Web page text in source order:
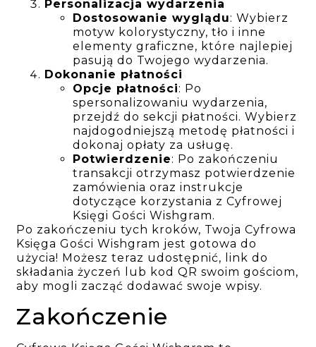
Personalizacja wydarzenia
Dostosowanie wyglądu: Wybierz
motyw kolorystyczny, tło i inne
elementy graficzne, które najlepiej
pasują do Twojego wydarzenia.
Dokonanie płatności
Opcje płatności: Po
spersonalizowaniu wydarzenia,
przejdź do sekcji płatności. Wybierz
najdogodniejszą metodę płatności i
dokonaj opłaty za usługę.
Potwierdzenie: Po zakończeniu
transakcji otrzymasz potwierdzenie
zamówienia oraz instrukcje
dotyczące korzystania z Cyfrowej
Księgi Gości Wishgram.
Po zakończeniu tych kroków, Twoja Cyfrowa
Księga Gości Wishgram jest gotowa do
użycia! Możesz teraz udostępnić, link do
składania życzeń lub kod QR swoim gościom,
aby mogli zacząć dodawać swoje wpisy.
Zakończenie